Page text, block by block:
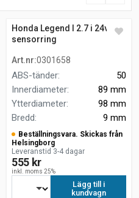
Honda Legend I 2.7 i 24v
sensorring
Art.nr:0301658
ABS-tänder:
50
Innerdiameter:
89 mm
Ytterdiameter:
98 mm
Bredd: 9 mm
Beställningsvara. Skickas från
Helsingborg
Leveranstid 3-4 dagar
555 kr
inkl. moms 25%
Lägg till i
kundvagn